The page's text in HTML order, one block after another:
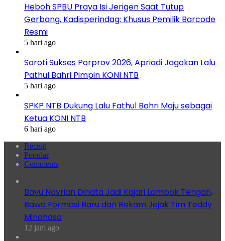
Heboh SPBU Praya Isi Jerigen Saat Tutup
Gerbang, Kadisperindag: Khusus Pemilik Barcode
Resmi
5 hari ago
Soroti Sukses Porprov 2026, Apriadi Jagokan Lalu
Pathul Bahri Pimpin KONI NTB
5 hari ago
SPKP NTB Dukung Lalu Fathul Bahri Maju sebagai
Ketua KONI NTB
6 hari ago
Recent
Popular
Comments
Bayu Novrian Dinata Jadi Kajari Lombok Tengah,
Bawa Formasi Baru dan Rekam Jejak Tim Teddy
Minahasa
12 jam ago